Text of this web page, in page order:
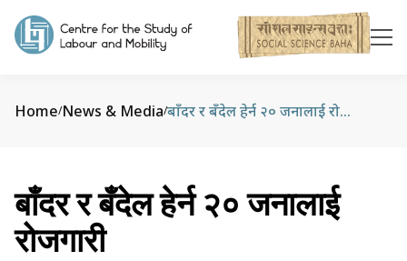
Home/News & Media/ बाँदर र बँदेल हेर्न २० जनालाई रोजगारी
बाँदर र बँदेल हेर्न २० जनालाई
रोजगारी